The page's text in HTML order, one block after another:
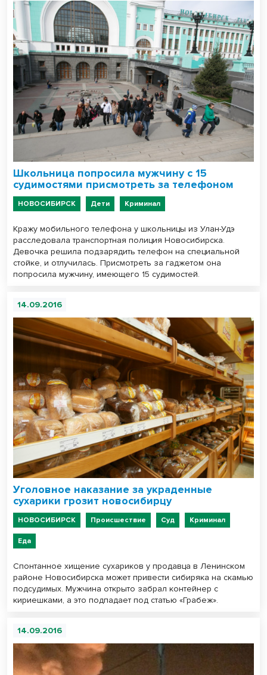
Школьница попросила мужчину с 15
судимостями присмотреть за телефоном
НОВОСИБИРСК Дети Криминал
Кражу мобильного телефона у школьницы из Улан-Удэ
расследовала транспортная полиция Новосибирска.
Девочка решила подзарядить телефон на специальной
стойке, и отлучилась. Присмотреть за гаджетом она
попросила мужчину, имеющего 15 судимостей.
14.09.2016
Уголовное наказание за украденные
сухарики грозит новосибирцу
НОВОСИБИРСК Происшествие Суд Криминал
Еда
Спонтанное хищение сухариков у продавца в Ленинском
районе Новосибирска может привести сибиряка на скамью
подсудимых. Мужчина открыто забрал контейнер с
кириешками, а это подпадает под статью «Грабеж».
14.09.2016